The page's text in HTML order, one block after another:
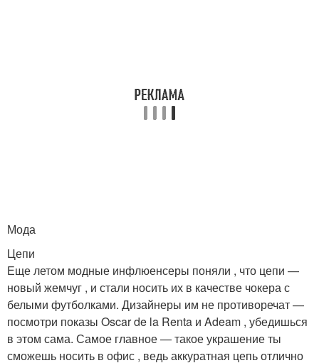
Мода
Цепи
Еще летом модные инфлюенсеры поняли , что цепи —
новый жемчуг , и стали носить их в качестве чокера с
белыми футболками. Дизайнеры им не противоречат —
посмотри показы Oscar de la Renta и Adeam , убедишься
в этом сама. Самое главное — такое украшение ты
сможешь носить в офис , ведь аккуратная цепь отлично